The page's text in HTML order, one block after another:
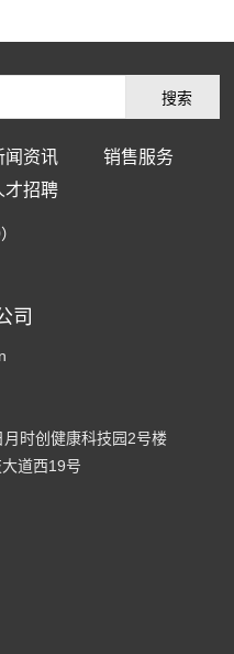
闻资讯
销售服务
才招聘
司
时创健康科技园2号楼
道西19号